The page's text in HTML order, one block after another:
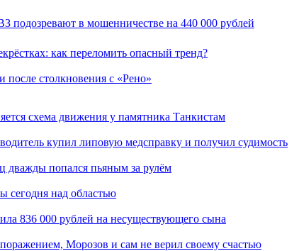
подозревают в мошенничестве на 440 000 рублей
как переломить опасный тренд?
столкновения с «Рено»
схема движения у памятника Танкистам
купил липовую медсправку и получил судимость
дважды попался пьяным за рулём
сегодня над областью
836 000 рублей на несуществующего сына
Морозов и сам не верил своему счастью